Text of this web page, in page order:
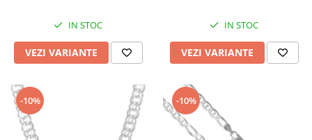
IN STOC
VEZI VARIANTE
IN STOC
VEZI VARIANTE
-10% -10%